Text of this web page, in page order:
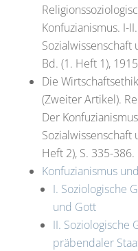
Konfuzianismus. I-
Sozialwissenschaft
Bd. (1. Heft 1),
Die
(Zweiter Artikel).
Der
Sozialwissenschaft
Heft 2), S. 335-386.
Konfuzianismus
I. Soziologische
und Gott
II. Soziologische
präbendaler